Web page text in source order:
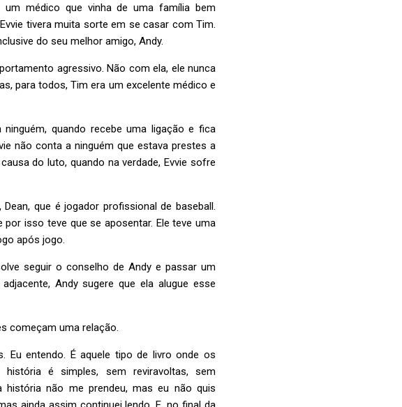
médico que vinha de uma família bem
tivera muita sorte em se casar com Tim.
do seu melhor amigo, Andy.
agressivo. Não com ela, ele nunca
para todos, Tim era um excelente médico e
quando recebe uma ligação e fica
não conta a ninguém que estava prestes a
do luto, quando na verdade, Evvie sofre
que é jogador profissional de baseball.
isso teve que se aposentar. Ele teve uma
após jogo.
seguir o conselho de Andy e passar um
Andy sugere que ela alugue esse
começam uma relação.
Eu entendo. É aquele tipo de livro onde os
é simples, sem reviravoltas, sem
não me prendeu, mas eu não quis